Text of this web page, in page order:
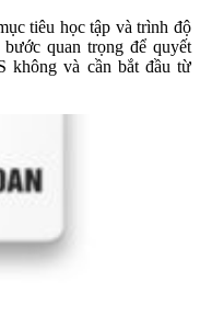
tiêu học tập và trình độ
quan trọng để quyết
không và cần bắt đầu từ